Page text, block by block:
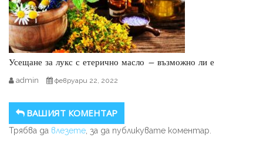
Усещане за лукс с етерично масло – възможно ли е
admin февруари 22, 2022
ВАШИЯТ КОМЕНТАР
Трябва да влезете , за да публикувате коментар.